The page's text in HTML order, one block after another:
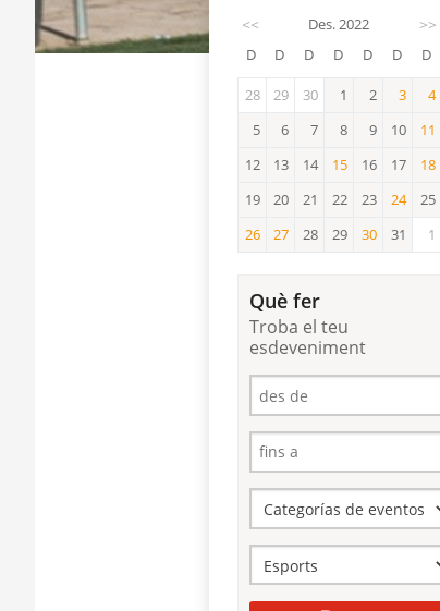
<< Des. 2022 >>
D D D D D D D
28 29 30 1 2 3 4
4
5 6 7 8 9 10 11
11
12 13 14 15
15
16 17 18
18
19 20 21 22 23 24
24
25
26
27 28 29 30 31 1
Què fer
Troba el teu
esdeveniment